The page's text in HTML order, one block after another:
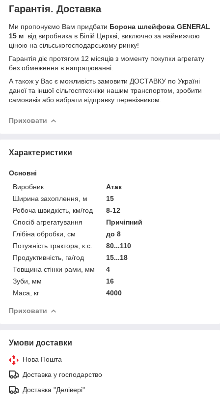
Гарантія. Доставка
Ми пропонуємо Вам придбати Борона шлейфова GENERAL
15 м від виробника в Білій Церкві, виключно за найнижчою
ціною на сільськогосподарському ринку!
Гарантія діє протягом 12 місяців з моменту покупки агрегату
без обмеження в напрацюванні.
А також у Вас є можливість замовити ДОСТАВКУ по Україні
даної та іншої сільгосптехніки нашим транспортом, зробити
самовивіз або вибрати відправку перевізником.
Приховати
Характеристики
Основні
Виробник
Атак
Ширина захоплення, м
15
Робоча швидкість, км/год
8-12
Спосіб агрегатування
Причіпний
Глібіна обробки, см
до 8
Потужність трактора, к.с.
80...110
Продуктивність, га/год
15...18
Товщина стінки рами, мм
4
Зуби, мм
16
Маса, кг
4000
Приховати
Умови доставки
Нова Пошта
Доставка у господарство
Доставка "Делівері"